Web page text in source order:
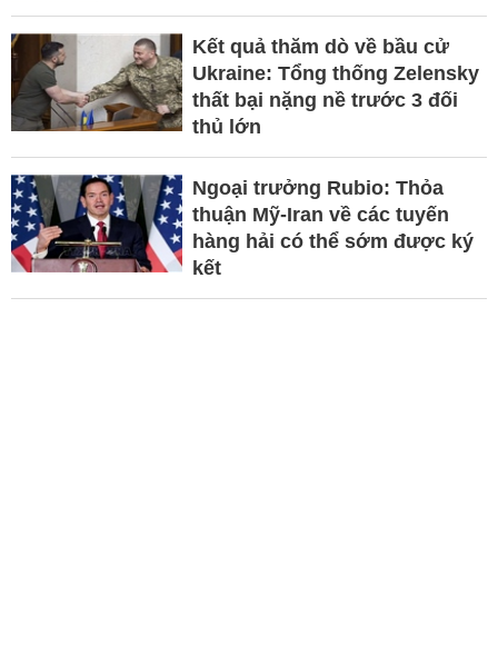
Kết quả thăm dò về bầu cử
Ukraine: Tổng thống Zelensky
thất bại nặng nề trước 3 đối
thủ lớn
Ngoại trưởng Rubio: Thỏa
thuận Mỹ-Iran về các tuyến
hàng hải có thể sớm được ký
kết